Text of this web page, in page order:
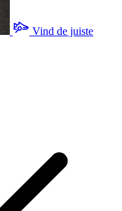
Vind de juiste